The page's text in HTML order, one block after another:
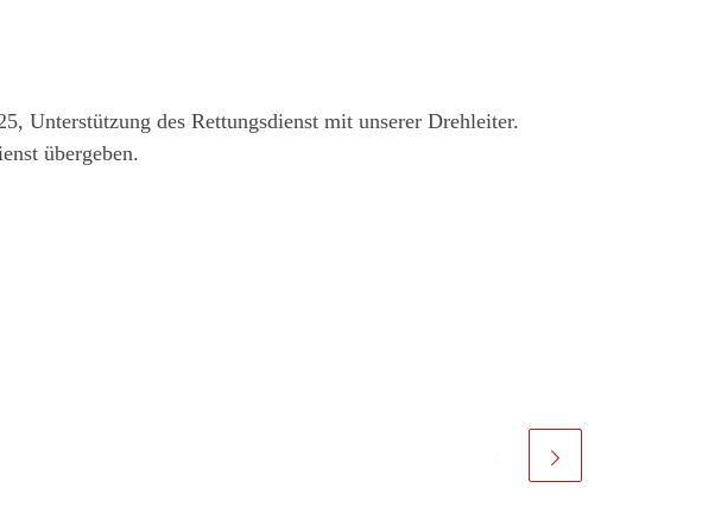
Unterstützung des Rettungsdienst mit unserer Drehleiter.
übergeben.